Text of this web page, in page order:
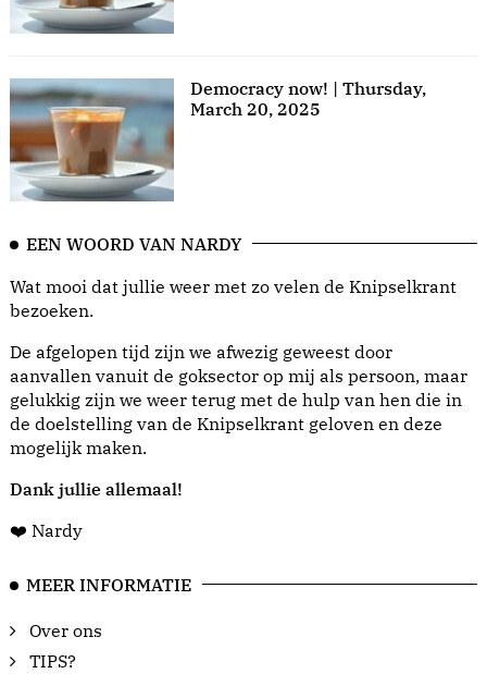
Democracy now! | Thursday,
March 20, 2025
EEN WOORD VAN NARDY
Wat mooi dat jullie weer met zo velen de Knipselkrant
bezoeken.
De afgelopen tijd zijn we afwezig geweest door
aanvallen vanuit de goksector op mij als persoon, maar
gelukkig zijn we weer terug met de hulp van hen die in
de doelstelling van de Knipselkrant geloven en deze
mogelijk maken.
Dank jullie allemaal!
❤️ Nardy
MEER INFORMATIE
Over ons
TIPS?